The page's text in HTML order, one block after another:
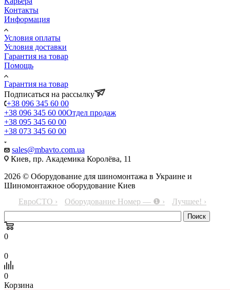
Контакты
Информация
Условия оплаты
Условия доставки
Гарантия на товар
Помощь
Гарантия на товар
Подписаться на рассылку
+38 096 345 60 00
+38 096 345 60 00Отдел продаж
+38 095 345 60 00
+38 073 345 60 00
sales@mbavto.com.ua
Киев, пр. Академика Королёва, 11
2026 © Оборудование для шиномонтажа в Украине и
Шиномонтажное оборудование Киев
ЕвроСТО ›
Оборудование Номер — ❶ › Лучшее! ›
0
0
0
Корзина